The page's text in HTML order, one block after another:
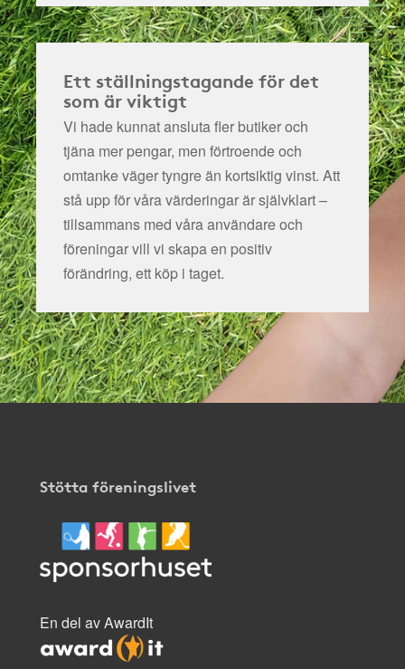
Ett ställningstagande för det
som är viktigt
Vi hade kunnat ansluta fler butiker och
tjäna mer pengar, men förtroende och
omtanke väger tyngre än kortsiktig vinst. Att
stå upp för våra värderingar är självklart –
tillsammans med våra användare och
föreningar vill vi skapa en positiv
förändring, ett köp i taget.
Stötta föreningslivet
En del av AwardIt